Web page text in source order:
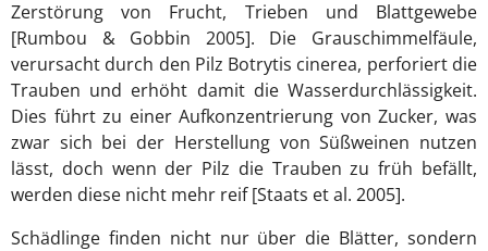
Zerstörung von Frucht, Trieben und Blattgewebe
[Rumbou & Gobbin 2005]. Die Grauschimmelfäule,
verursacht durch den Pilz Botrytis cinerea, perforiert die
Trauben und erhöht damit die Wasserdurchlässigkeit.
Dies führt zu einer Aufkonzentrierung von Zucker, was
zwar sich bei der Herstellung von Süßweinen nutzen
lässt, doch wenn der Pilz die Trauben zu früh befällt,
werden diese nicht mehr reif [Staats et al. 2005].
Schädlinge finden nicht nur über die Blätter, sondern